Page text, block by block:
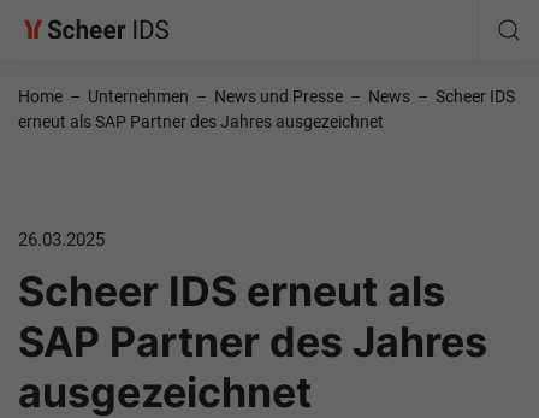
Home – Unternehmen – News und Presse – News – Scheer IDS
erneut als SAP Partner des Jahres ausgezeichnet
26.03.2025
Scheer IDS erneut als
SAP Partner des Jahres
ausgezeichnet